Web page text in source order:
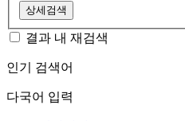
상세검색
결과 내 재검색
인기 검색어
다국어 입력